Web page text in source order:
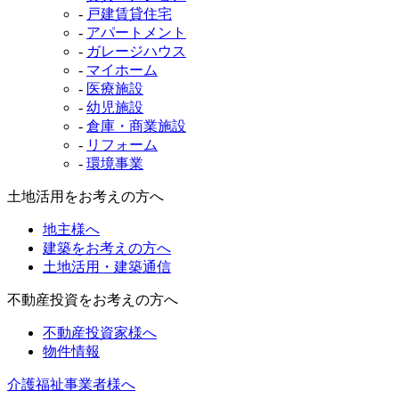
- 戸建賃貸住宅
- アパートメント
- ガレージハウス
- マイホーム
- 医療施設
- 幼児施設
- 倉庫・商業施設
- リフォーム
- 環境事業
土地活用をお考えの方へ
地主様へ
建築をお考えの方へ
土地活用・建築通信
不動産投資をお考えの方へ
不動産投資家様へ
物件情報
介護福祉事業者様へ